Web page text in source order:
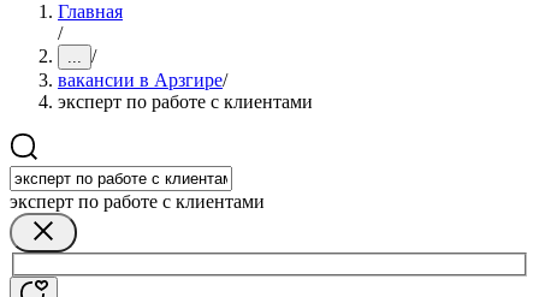
Главная
/
... /
вакансии в Арзгире/
эксперт по работе с клиентами
эксперт по работе с клиентами